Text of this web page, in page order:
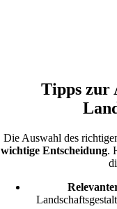
Tipps zur
Die Auswahl des
wichtige Entscheidung.